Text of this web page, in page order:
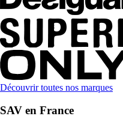
Découvrir toutes nos marques
SAV en France